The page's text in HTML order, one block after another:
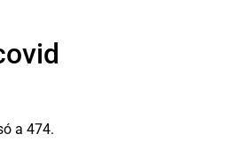
a 474.